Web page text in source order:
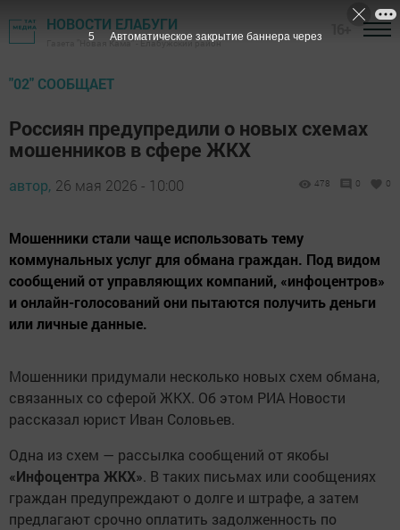
НОВОСТИ ЕЛАБУГИ
Газета "Новая Кама" - Елабужский район
"02" СООБЩАЕТ
Россиян предупредили о новых схемах
мошенников в сфере ЖКХ
автор, 26 мая 2026 - 10:00 478 0 0
Мошенники стали чаще использовать тему
коммунальных услуг для обмана граждан. Под видом
сообщений от управляющих компаний, «инфоцентров»
и онлайн-голосований они пытаются получить деньги
или личные данные.
Мошенники придумали несколько новых схем обмана,
связанных со сферой ЖКХ. Об этом РИА Новости
рассказал юрист Иван Соловьев.
Одна из схем — рассылка сообщений от якобы
«Инфоцентра ЖКХ». В таких письмах или сообщениях
граждан предупреждают о долге и штрафе, а затем
предлагают срочно оплатить задолженность по
4 Автоматическое закрытие баннера через